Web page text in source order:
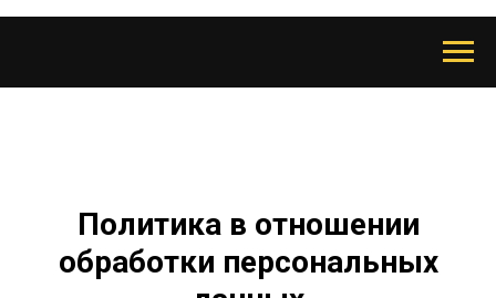
Политика в отношении
обработки персональных